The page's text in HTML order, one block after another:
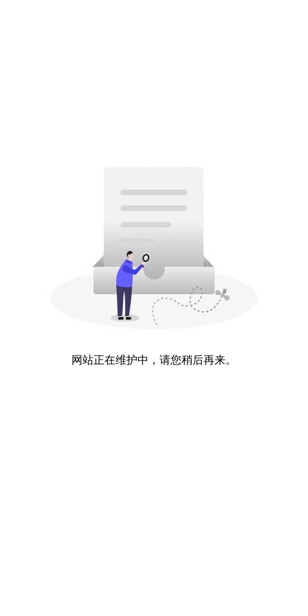
网站正在维护中，请您稍后再来。